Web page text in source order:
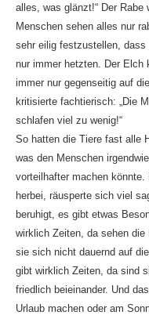
alles, was glänzt!“ Der Rabe
Menschen sehen alles nur
sehr eilig festzustellen,
nur immer hetzten. Der
immer nur gegenseitig auf
kritisierte fachtierisch: „Die
schlafen viel zu wenig!“
So hatten die Tiere fast alle
was den Menschen
vorteilhafter machen könnte.
herbei, räusperte sich viel
beruhigt, es gibt etwas
wirklich Zeiten, da sehen
sie sich nicht dauernd auf
gibt wirklich Zeiten, da sind
friedlich beieinander. Und
Urlaub machen oder am